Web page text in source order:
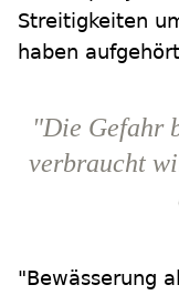
Streitigkeiten
haben
"Die Gefahr
verbraucht
"Bewässerung